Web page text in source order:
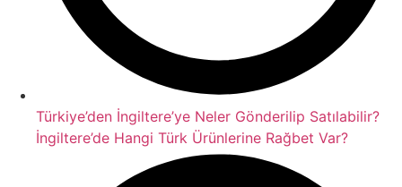
Türkiye’den İngiltere’ye Neler Gönderilip Satılabilir?
İngiltere’de Hangi Türk Ürünlerine Rağbet Var?